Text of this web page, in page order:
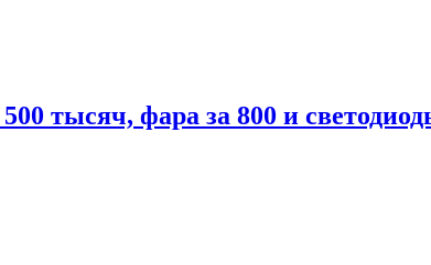
тысяч, фара за 800 и